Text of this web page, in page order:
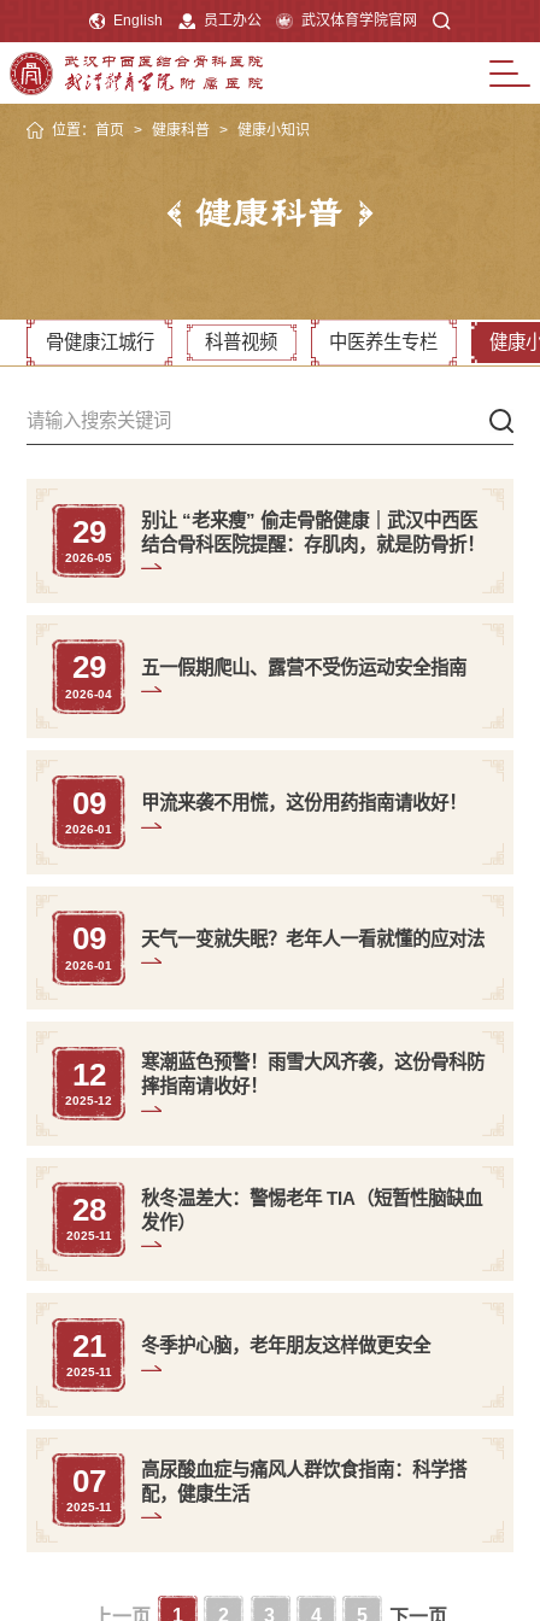
English 员工办公 武汉体育学院官网
位置： 首页 > 健康科普 > 健康小知识
健康科普
骨健康江城行 科普视频 中医养生专栏 健康
29
2026-05
别让 “老来瘦” 偷走骨骼健康｜武汉中西医
结合骨科医院提醒：存肌肉，就是防骨折！
29
2026-04
五一假期爬山、露营不受伤运动安全指南
09
2026-01
甲流来袭不用慌，这份用药指南请收好！
09
2026-01
天气一变就失眠？老年人一看就懂的应对法
12
2025-12
寒潮蓝色预警！雨雪大风齐袭，这份骨科防
摔指南请收好！
28
2025-11
秋冬温差大：警惕老年 TIA（短暂性脑缺血
发作）
21
2025-11
冬季护心脑，老年朋友这样做更安全
07
2025-11
高尿酸血症与痛风人群饮食指南：科学搭
配，健康生活
上一页 1 2 3 4 5 下一页